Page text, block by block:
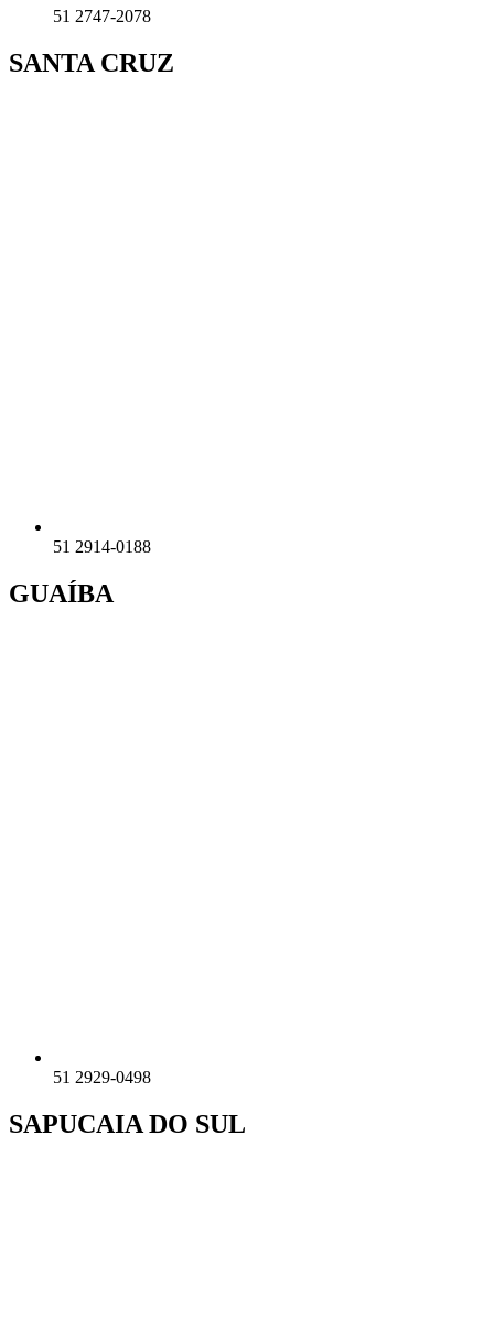
51 2747-2078
SANTA CRUZ
51 2914-0188
GUAÍBA
51 2929-0498
SAPUCAIA DO SUL